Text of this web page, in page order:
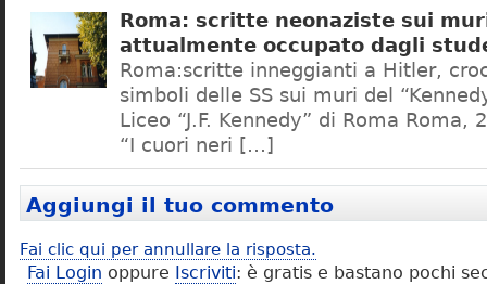
Roma: scritte neonaziste sui
attualmente occupato dagli
Roma:scritte inneggianti a Hitler,
simboli delle SS sui muri del
Liceo “J.F. Kennedy” di Roma Roma,
“I cuori neri […]
Aggiungi il tuo commento
Fai clic qui per annullare la risposta.
Fai Login oppure Iscriviti: è gratis e bastano pochi